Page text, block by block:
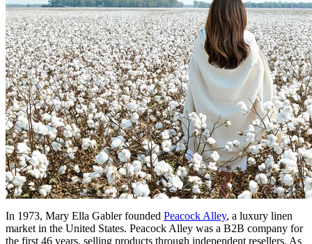
In 1973, Mary Ella Gabler founded Peacock Alley, a luxury linen
market in the United States. Peacock Alley was a B2B company for
the first 46 years, selling products through independent resellers. As